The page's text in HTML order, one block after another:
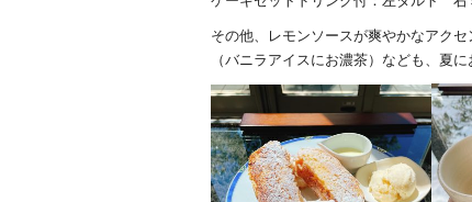
その他、レモンソースが爽やかなアク
（バニラアイスにお濃茶）なども、夏